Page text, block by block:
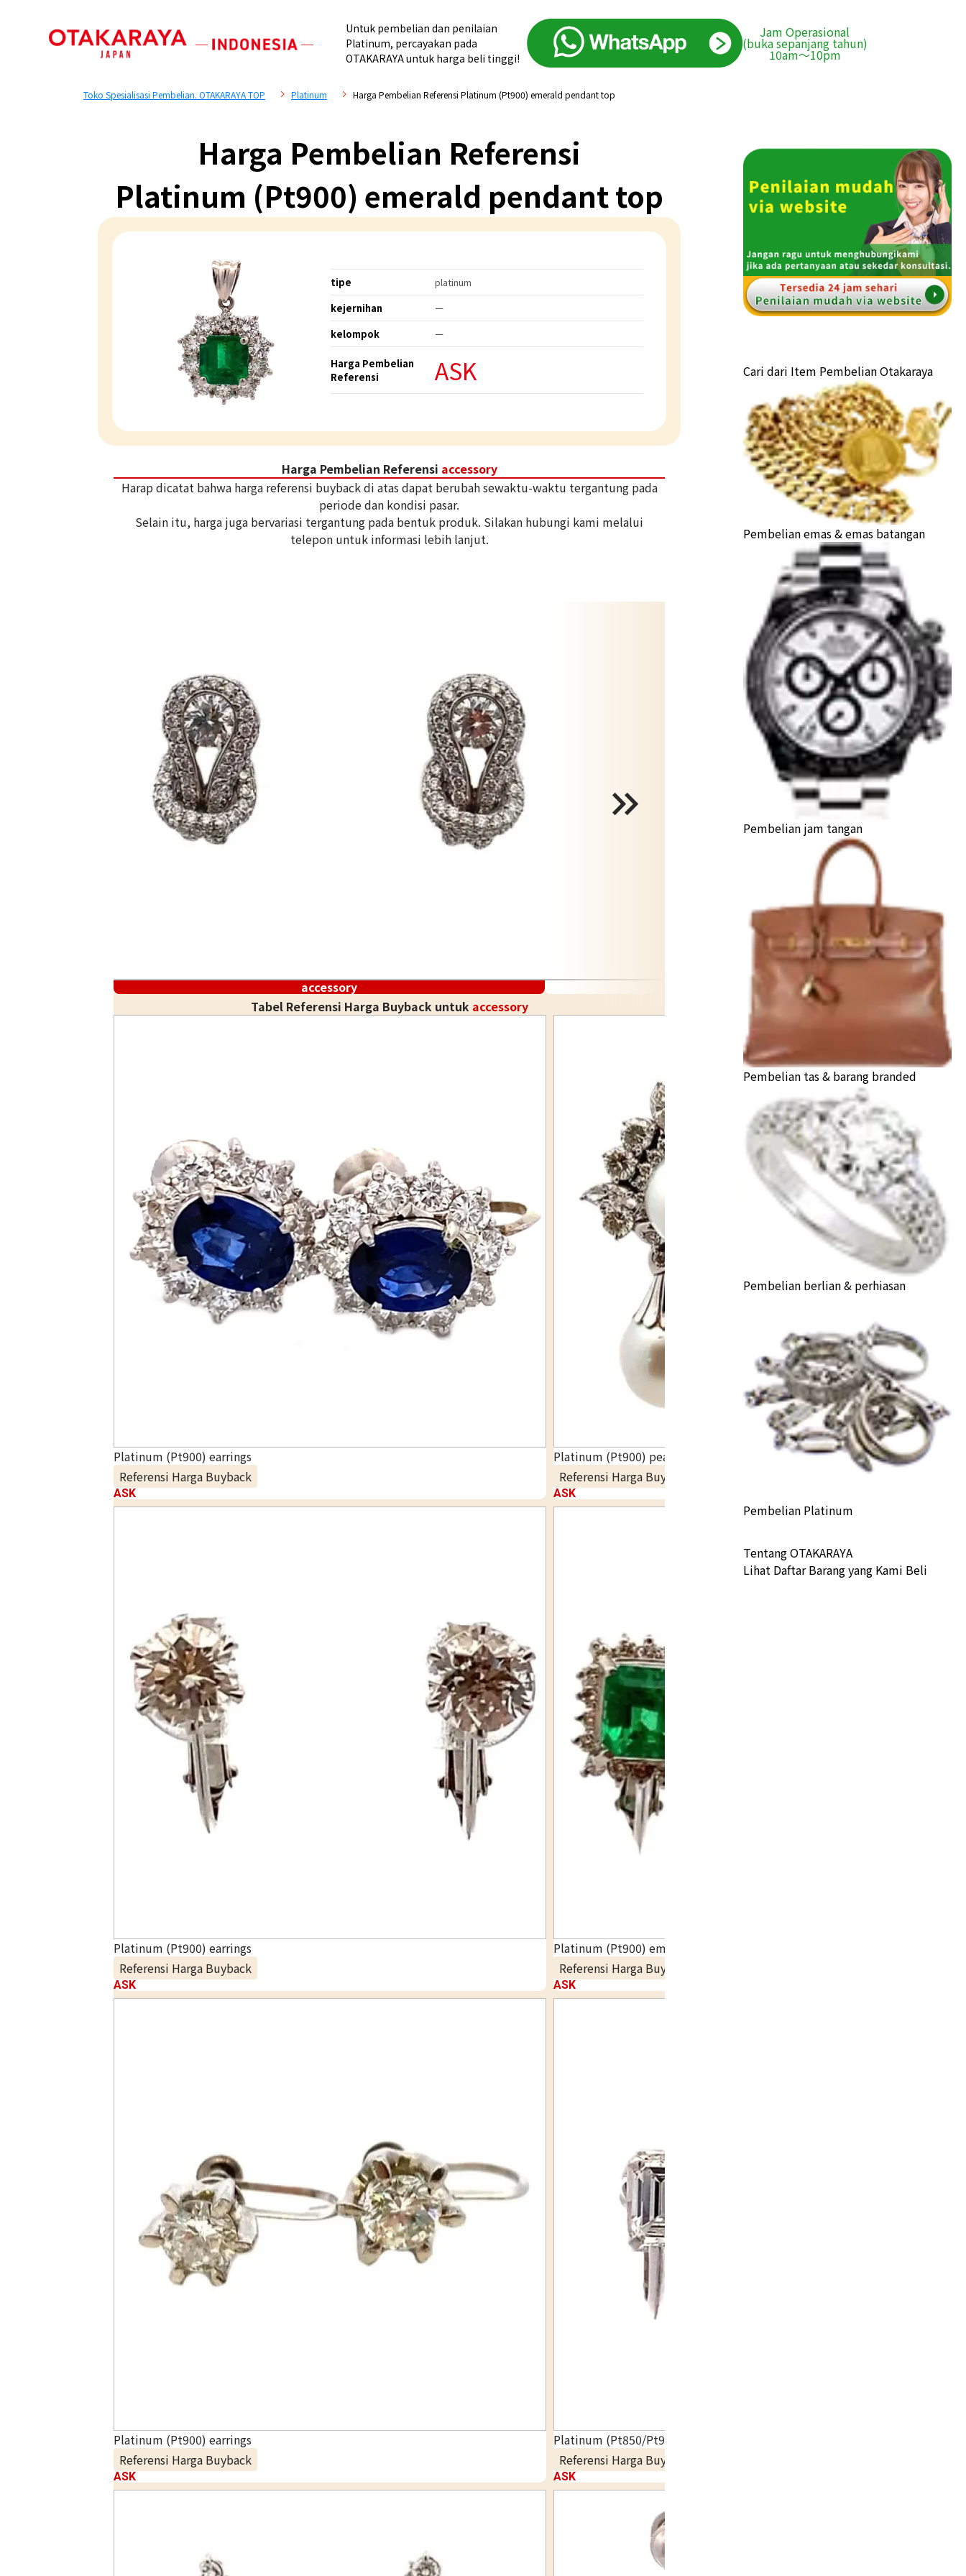
Untuk pembelian dan penilaian
Platinum, percayakan pada
OTAKARAYA untuk harga beli tinggi!
Jam Operasional
(buka sepanjang tahun)
10am〜10pm
Toko Spesialisasi Pembelian. OTAKARAYA TOP Platinum Harga Pembelian Referensi Platinum (Pt900) emerald pendant top
Harga Pembelian Referensi
Platinum (Pt900) emerald pendant top
tipe
platinum
kejernihan
ー
kelompok
ー
Harga Pembelian
Referensi
ASK
Harga Pembelian Referensi accessory
Harap dicatat bahwa harga referensi buyback di atas dapat berubah sewaktu-waktu tergantung pada
periode dan kondisi pasar.
Selain itu, harga juga bervariasi tergantung pada bentuk produk. Silakan hubungi kami melalui
telepon untuk informasi lebih lanjut.
accessory
pendant-top
Tabel Referensi Harga Buyback untuk accessory
Platinum (Pt900) earrings
Referensi Harga Buyback
ASK
Platinum (Pt900) pearl earrings
Referensi Harga Buyback
ASK
Platinum (Pt900) earrings
Referensi Harga Buyback
ASK
Platinum (Pt900) emerald earrings
Referensi Harga Buyback
ASK
Platinum (Pt900) earrings
Referensi Harga Buyback
ASK
Platinum (Pt850/Pt900) Earrings
Referensi Harga Buyback
ASK
Cari dari Item Pembelian Otakaraya
Pembelian emas & emas batangan
Pembelian jam tangan
Pembelian tas & barang branded
Pembelian berlian & perhiasan
Pembelian Platinum
Tentang OTAKARAYA
Lihat Daftar Barang yang Kami Beli